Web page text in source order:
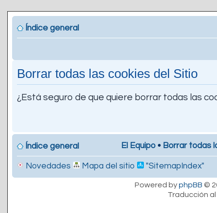
Índice general
Borrar todas las cookies del Sitio
¿Está seguro de que quiere borrar todas las
Índice general El Equipo • Borrar todas
Novedades Mapa del sitio "SitemapIndex"
Powered byphpBB ©
Traducción